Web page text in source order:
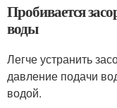
Пробивается
воды
Легче устранить
давление подачи
водой.